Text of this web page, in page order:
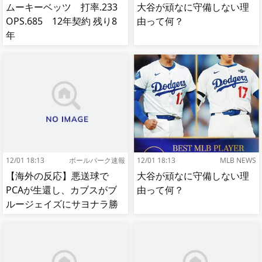
ムーキーベッツ 打率.233
OPS.685 12年契約 残り8
年
大谷が頑なに守備しない理
由って何？
12/01 18:13 ボールパーク速報
【海外の反応】悪送球で
PCAが生還し、カブスがブ
ルージェイズにサヨナラ勝
12/01 18:13 MLB NEWS
大谷が頑なに守備しない理
由って何？